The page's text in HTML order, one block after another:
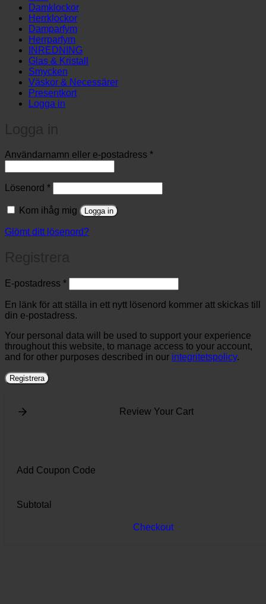
…
Damklockor
Herrklockor
Damparfym
Herrparfym
INREDNING
Glas & Kristall
Smycken
Väskor & Necessärer
Presentkort
Logga in
Användarnamn eller e-postadress *Obligatoriskt
Lösenord *Obligatoriskt
Kom ihåg mig Logga in
Glömt ditt lösenord?
E-postadress *Obligatoriskt
En länk för att ställa in ett nytt lösenord kommer att skickas till
din e-postadress.
Your personal data will be used to support your experience
throughout this website, to manage access to your account,
and for other purposes described in our integritetspolicy.
Registrera
Review Your Cart
Add Coupon Code
Subtotal
Checkout